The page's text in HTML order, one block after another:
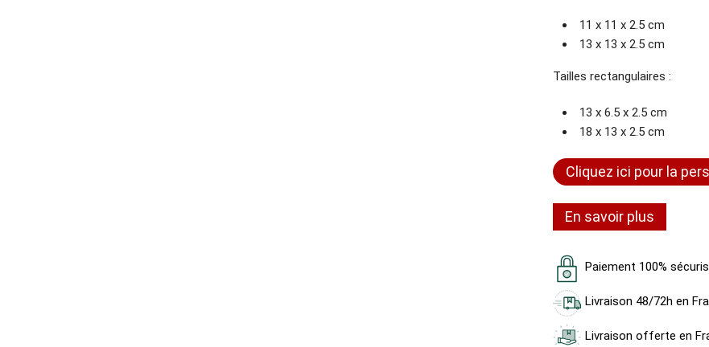
11 x 11 x 2.5 cm
13 x 13 x 2.5 cm
Tailles rectangulaires :
13 x 6.5 x 2.5 cm
18 x 13 x 2.5 cm
Cliquez ici pour la
En savoir plus
Paiement 100%
Livraison 48/72h en
Livraison offerte en